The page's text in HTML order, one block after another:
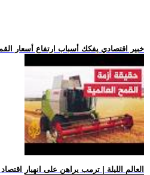
.. خبير اقتصادي يفكك أسباب ارتفاع أسعار
.. العالم الليلة | ترمب يراهن على انهيار